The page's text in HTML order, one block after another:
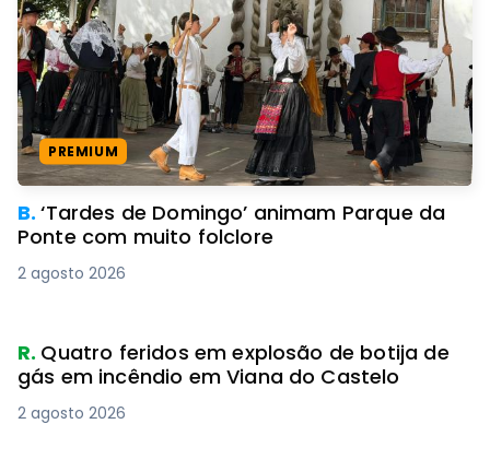
PREMIUM
B.‘Tardes de Domingo’ animam Parque da
Ponte com muito folclore
2 agosto 2026
R. Quatro feridos em explosão de botija de
gás em incêndio em Viana do Castelo
2 agosto 2026